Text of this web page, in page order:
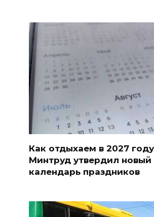
Как отдыхаем в 2027
Минтруд утвердил новый
календарь праздников